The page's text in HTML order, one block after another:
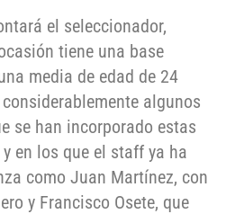
el seleccionador,
tiene una base
media de edad de 24
algunos
se han incorporado estas
en los que el staff ya ha
como Juan Martínez, con
y Francisco Osete, que